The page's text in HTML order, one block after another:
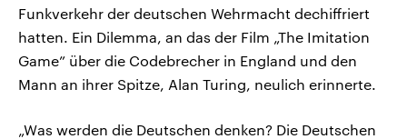
Funkverkehr der deutschen Wehrmacht dechiffriert
hatten. Ein Dilemma, an das der Film „The Imitation
Game” über die Codebrecher in England und den
Mann an ihrer Spitze, Alan Turing, neulich erinnerte.
„Was werden die Deutschen denken? Die Deutschen